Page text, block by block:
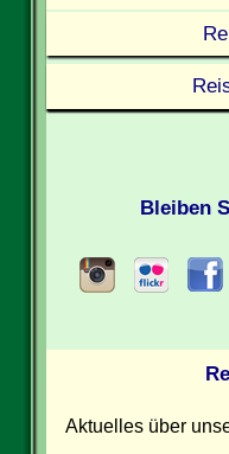
Bleiben
Aktuelles über